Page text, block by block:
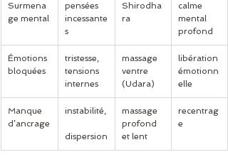
Surmena
ge mental
pensées
incessante
s
Shirodha
ra
calme
mental
profond
Émotions
bloquées
tristesse,
tensions
internes
massage
ventre
(Udara)
libération
émotionn
elle
Manque
d’ancrage
instabilité,
dispersion
massage
profond
et lent
recentrag
e